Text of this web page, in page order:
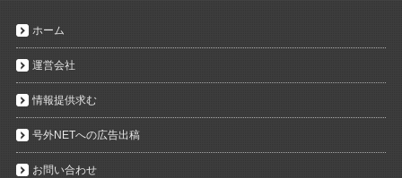
ホーム
運営会社
情報提供求む
号外NETへの広告出稿
お問い合わせ